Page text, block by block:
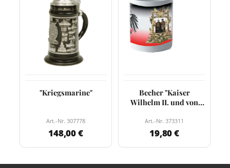
"Kriegsmarine"
Art.-Nr. 307778
148,00 €
Becher "Kaiser
Wilhelm II. und von
Art.-Nr. 373311
19,80 €